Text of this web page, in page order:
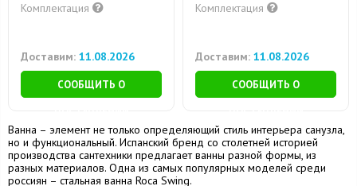
Комплектация
Доставим: 11.08.2026
СООБЩИТЬ О
Комплектация
Доставим: 11.08.2026
СООБЩИТЬ О
Ванна – элемент не только определяющий стиль интерьера санузла,
но и функциональный. Испанский бренд со столетней историей
производства сантехники предлагает ванны разной формы, из
разных материалов. Одна из самых популярных моделей среди
россиян – стальная ванна Roca Swing.